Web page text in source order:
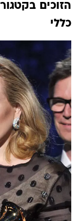
הזוכים
כללי